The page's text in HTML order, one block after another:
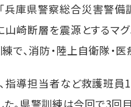
兵庫県警察総合災害警備
山崎断層を震源とするマ
、消防・陸上自衛隊・医
指導担当者など救護班
。県警訓練は今回で3回